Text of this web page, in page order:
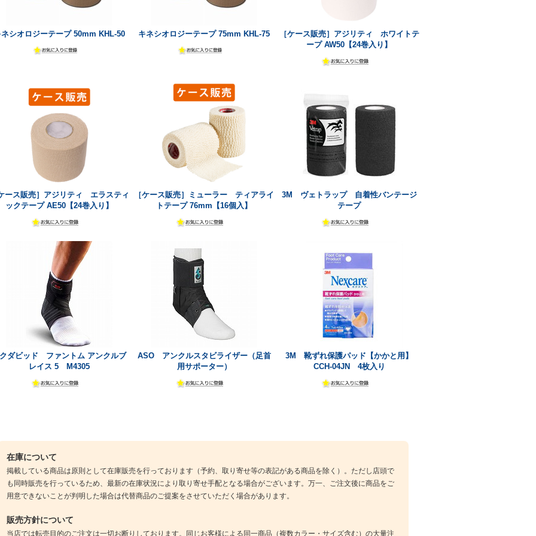
シオロジーテープ 50mm KHL-50 キネシオロジーテープ 75mm KHL-75
［ケース販売］アジリティ ホワイトテ
ープ AW50【24巻入り】
ース販売］アジリティ エラスティ
ックテープ AE50【24巻入り】
［ケース販売］ミューラー ティアライ
トテープ 76mm【16個入】
3M ヴェトラップ 自着性バンテージ
テープ
ダビッド ファントム アンクルブ
レイス 5 M4305
ASO アンクルスタビライザー（足首
用サポーター）
3M 靴ずれ保護パッド【かかと用】
CCH-04JN 4枚入り
在庫について
掲載している商品は原則として在庫販売を行っております（予約、取り寄せ等の表記がある商品を除く）。ただし店頭で
も同時販売を行っているため、最新の在庫状況により取り寄せ手配となる場合がございます。万一、ご注文後に商品をご
用意できないことが判明した場合は代替商品のご提案をさせていただく場合があります。
販売方針について
当店では転売目的のご注文は一切お断りしております。同じお客様による同一商品（複数カラー・サイズ含む）の大量注